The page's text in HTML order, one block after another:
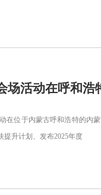
场活动在呼和浩
位于内蒙古呼和浩特的内
提升计划、发布2025年度